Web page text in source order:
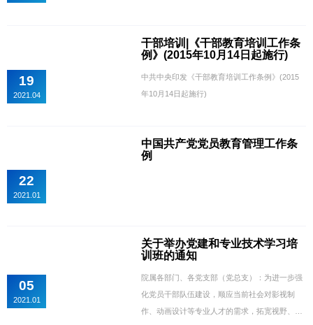
19
2021.04
干部培训|《干部教育培训工作条
例》(2015年10月14日起施行)
中共中央印发《干部教育培训工作条例》(2015
年10月14日起施行)
22
2021.01
中国共产党党员教育管理工作条
例
05
2021.01
关于举办党建和专业技术学习培
训班的通知
院属各部门、各党支部（党总支）：为进一步强
化党员干部队伍建设，顺应当前社会对影视制
作、动画设计等专业人才的需求，拓宽视野、强